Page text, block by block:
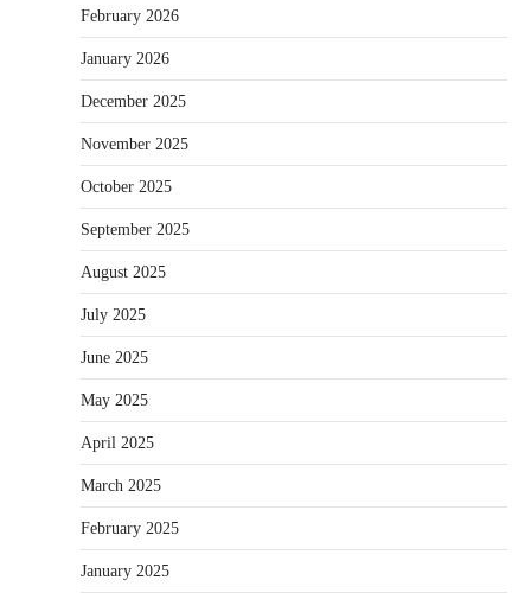
February 2026
January 2026
December 2025
November 2025
October 2025
September 2025
August 2025
July 2025
June 2025
May 2025
April 2025
March 2025
February 2025
January 2025